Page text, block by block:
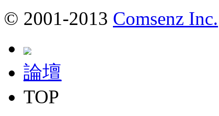
© 2001-2013 Comsenz Inc.
論壇
TOP